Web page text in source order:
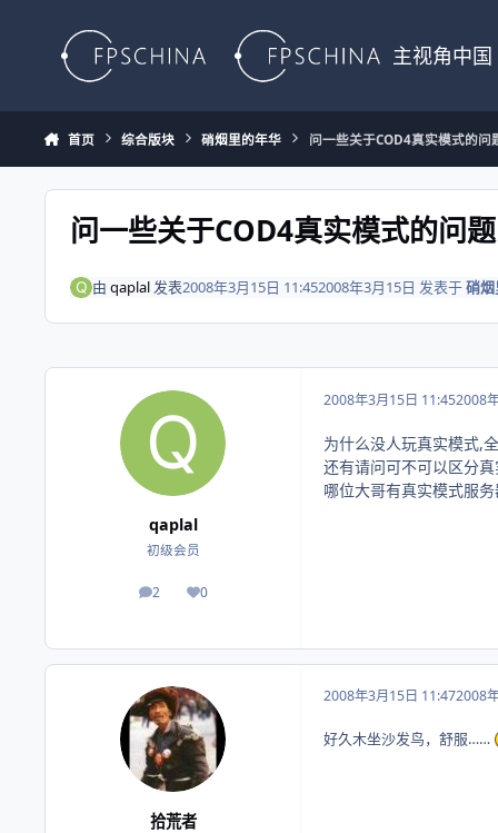
主视角中国
首页 综合版块 硝烟里的年华 问一些关于COD4真实模式的问
问一些关于COD4真实模式的问题
由 qaplal发表2008年3月15日 11:452008年3月15日 发表于硝
qaplal
初级会员
2
帖子 0
荣誉积分
2008年3月15日 11:452008
为什么没人玩真实模式,
还有请问可不可以区分
哪位大哥有真实模式服
拾荒者
2008年3月15日 11:472008
好久木坐沙发鸟，舒服……